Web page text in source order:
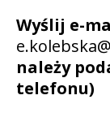
Wyślij e-
należy
telefonu)